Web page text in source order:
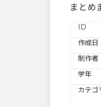
まとめ
ID
作成日
制作者
学年
カテゴ